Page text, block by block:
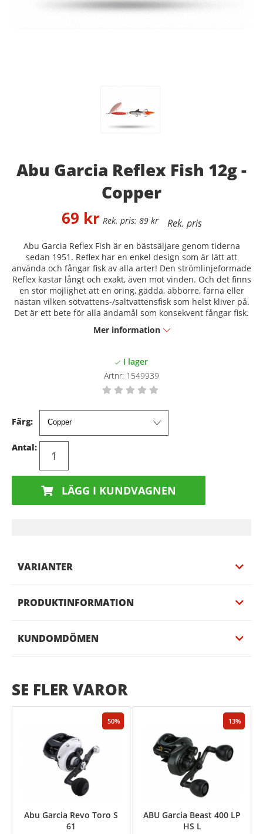
Abu Garcia Reflex Fish 12g -
Copper
89kr
69 kr
Abu Garcia Reflex Fish är en bästsäljare genom tiderna
sedan 1951. Reflex har en enkel design som är lätt att
använda och fångar fisk av alla arter! Den strömlinjeformade
Reflex kastar långt och exakt, även mot vinden. Och det finns
en stor möjlighet att en öring, gädda, abborre, färna eller
nästan vilken sötvattens-/saltvattensfisk som helst kliver på.
Det är ett bete för alla ändamål som konsekvent fångar fisk.
Mer information
Artnr: 1549939
Färg:
Antal:
LÄGG I KUNDVAGNEN
VARIANTER
PRODUKTINFORMATION
KUNDOMDÖMEN
SE FLER VAROR
50
Abu Garcia Revo Toro S
61
13
ABU Garcia Beast 400 LP
HS L